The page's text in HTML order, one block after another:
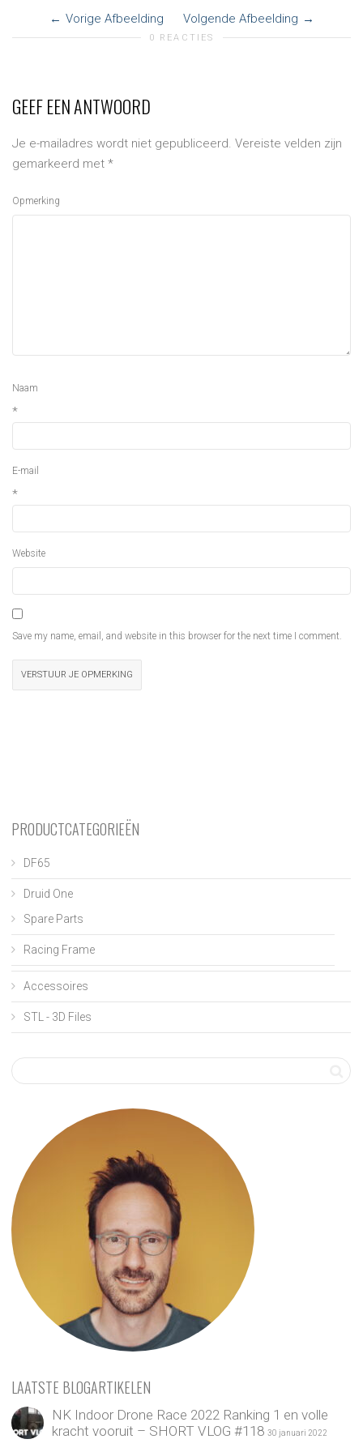
Vorige Afbeelding Volgende Afbeelding
0 REACTIES
GEEF EEN ANTWOORD
Je e-mailadres wordt niet gepubliceerd. Vereiste velden zijn
gemarkeerd met *
Opmerking
Naam
*
E-mail
*
Website
Save my name, email, and website in this browser for the next time I comment.
PRODUCTCATEGORIEËN
DF65
Druid One
Spare Parts
Racing Frame
Accessoires
STL - 3D Files
LAATSTE BLOGARTIKELEN
NK Indoor Drone Race 2022 Ranking 1 en volle
kracht vooruit – SHORT VLOG #118 30 januari 2022